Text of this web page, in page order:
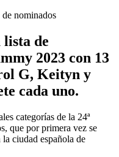
de
2023 con 13
G, Keityn y
cada uno.
categorías de la 24ª
que por primera vez se
ciudad española de